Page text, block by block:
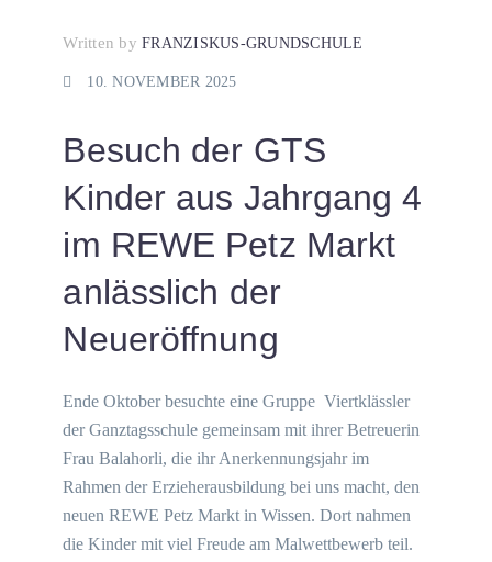
Written by FRANZISKUS-GRUNDSCHULE
10. NOVEMBER 2025
Besuch der GTS
Kinder aus Jahrgang 4
im REWE Petz Markt
anlässlich der
Neueröffnung
Ende Oktober besuchte eine Gruppe Viertklässler
der Ganztagsschule gemeinsam mit ihrer Betreuerin
Frau Balahorli, die ihr Anerkennungsjahr im
Rahmen der Erzieherausbildung bei uns macht, den
neuen REWE Petz Markt in Wissen. Dort nahmen
die Kinder mit viel Freude am Malwettbewerb teil.